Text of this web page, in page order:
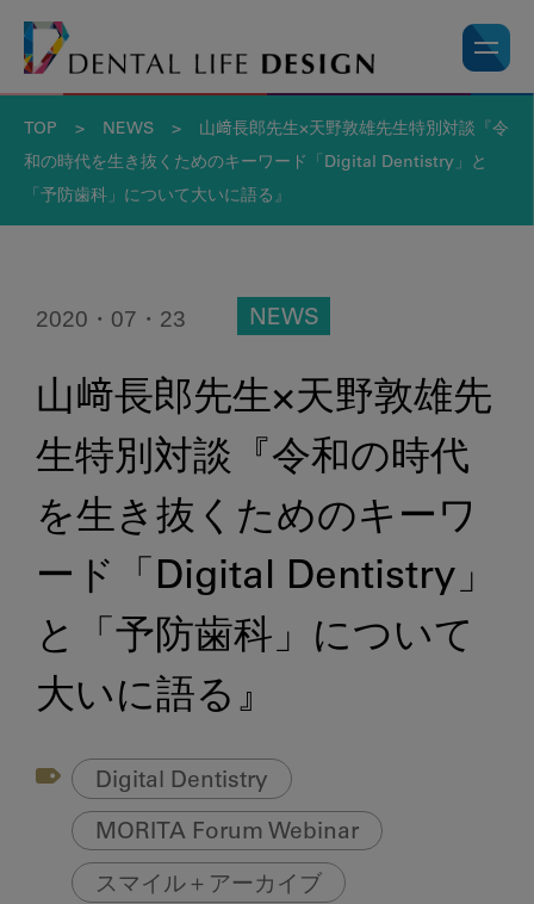
TOP > NEWS >
山﨑長郎先生×天野敦雄先生特別対談『令
和の時代を生き抜くためのキーワード「Digital Dentistry」と
「予防歯科」について大いに語る』
2020・07・23 NEWS
山﨑長郎先生×天野敦雄先
生特別対談『令和の時代
を生き抜くためのキーワ
ード「Digital Dentistry」
と「予防歯科」について
大いに語る』
Digital Dentistry
MORITA Forum Webinar
スマイル＋アーカイブ